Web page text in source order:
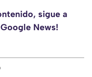
sigue a
News!